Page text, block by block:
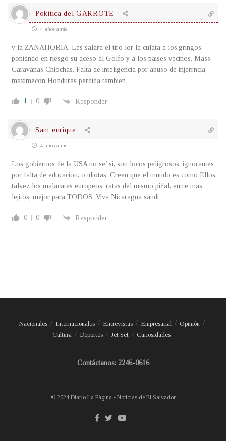
Pokitica del GARROTE
4 años atrás
y la ZANAHORIA. Les saldra el tiro lor la culata a los.gringos.
ponidndo en riesgo su aceso al Golfo y a los paises vecinos. Mass
Caravanas Chiochas. Falta de inteligencia por abuso de injerrncia,
maximecon Honduras perdida tambien
1 0 Responder
Sam enrique
4 años atrás
Los gobiernos de la USA no se’ si, son locos peligrosos, ignorantes
por falta de educacion, o idiotas. Creen que el mundo es como Ellos,
talvez los malacates europeos, ratas del mismo piňal, entre mas
lejitos, mejor para TODOS. Viva Nicaragua sandi
0 0 Responder
Nacionales Internacionales Entrevistas Empresarial
Opinión
Cultura
Deportes Jet Set Curiosidades
Contáctanos: 2246-0616
© 2024 Diario La Página - Noticias de El Salvador